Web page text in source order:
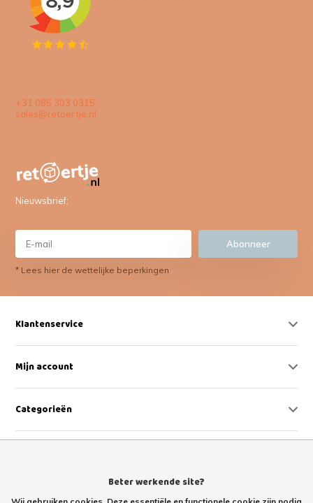
+31 085 303 0315
sales@retoertje.nl
Nieuwsbrief:
Abonneer
* Lees hier de wettelijke beperkingen
Klantenservice
Mijn account
Categorieën
Beter werkende site?